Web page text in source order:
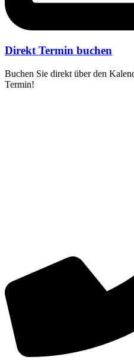
Direkt Termin buchen
Buchen Sie direkt über den
Termin!